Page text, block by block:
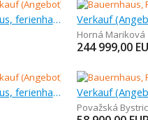
Verkauf (Angebot), bauernhaus, ferienhaus, 42 m
Horná Mariková
244 999,00
Verkauf (Angebot), bauernhaus, ferienhaus
Považská